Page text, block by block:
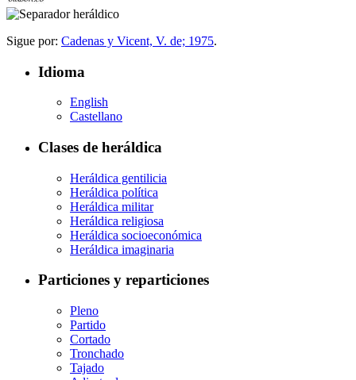
Sigue por: Cadenas y Vicent, V. de; 1975.
Idioma
English
Castellano
Clases de heráldica
Heráldica gentilicia
Heráldica política
Heráldica militar
Heráldica religiosa
Heráldica socioeconómica
Heráldica imaginaria
Particiones y reparticiones
Pleno
Partido
Cortado
Tronchado
Tajado